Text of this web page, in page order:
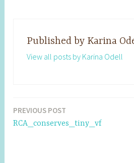
Published by Karina
View all posts by Karina Odell
Post
navigation
PREVIOUS POST
RCA_conserves_tiny_vf